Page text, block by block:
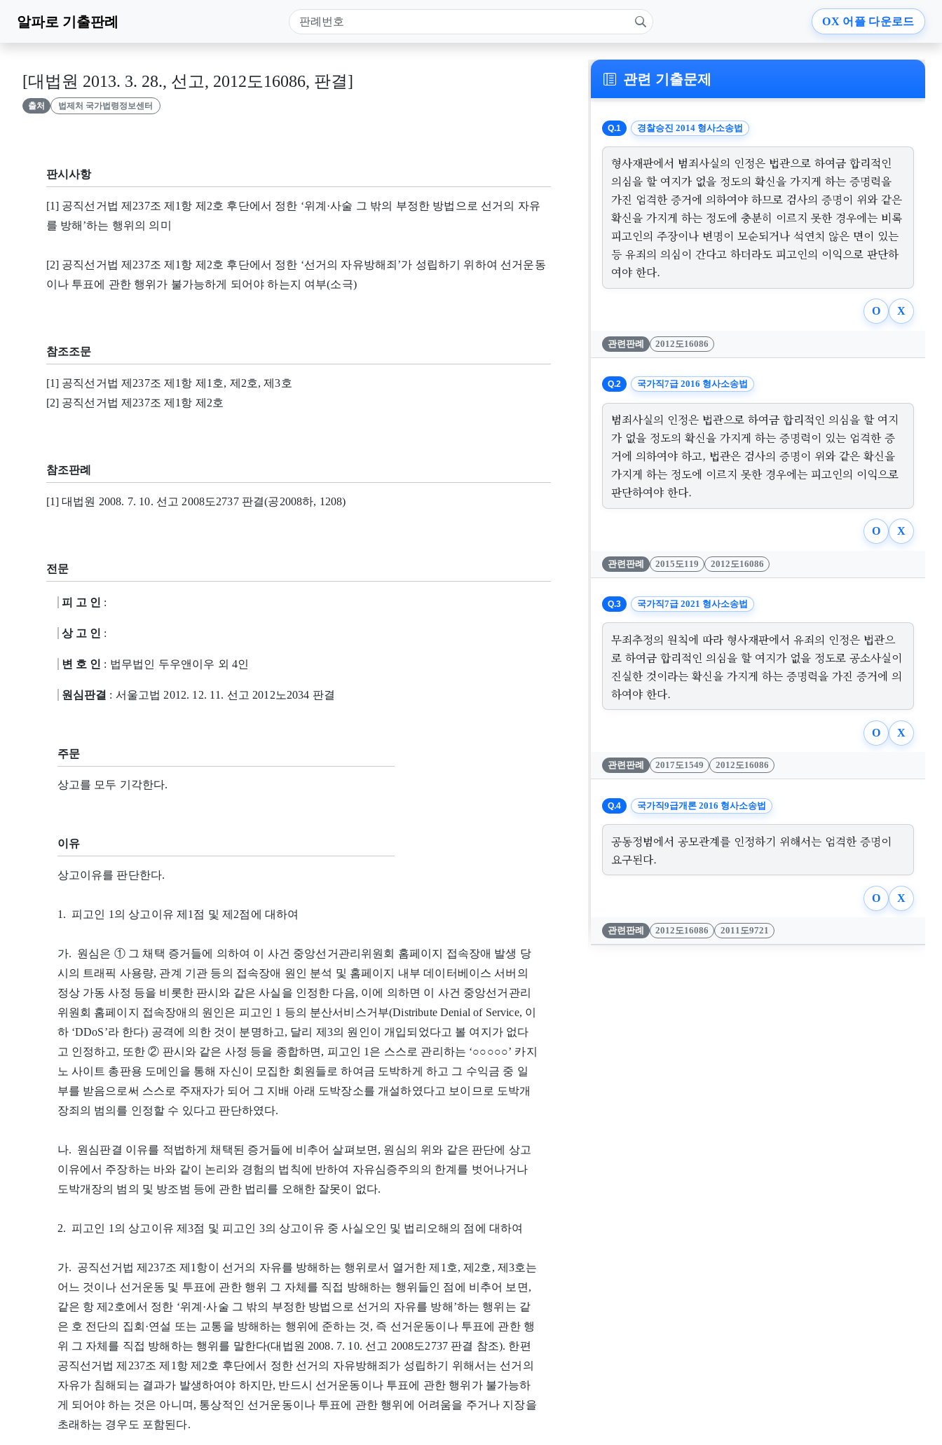
알파로 기출판례 OX 어플 다운로드
[대법원 2013. 3. 28., 선고, 2012도16086, 판결]
출처 법제처 국가법령정보센터
판시사항
[1] 공직선거법 제237조 제1항 제2호 후단에서 정한 ‘위계·사술 그 밖의 부정한 방법으로 선거의 자유
를 방해’하는 행위의 의미
[2] 공직선거법 제237조 제1항 제2호 후단에서 정한 ‘선거의 자유방해죄’가 성립하기 위하여 선거운동
이나 투표에 관한 행위가 불가능하게 되어야 하는지 여부(소극)
참조조문
[1] 공직선거법 제237조 제1항 제1호, 제2호, 제3호
[2] 공직선거법 제237조 제1항 제2호
참조판례
[1] 대법원 2008. 7. 10. 선고 2008도2737 판결(공2008하, 1208)
전문
피 고 인 :
상 고 인 :
변 호 인 : 법무법인 두우앤이우 외 4인
원심판결 : 서울고법 2012. 12. 11. 선고 2012노2034 판결
주문
상고를 모두 기각한다.
이유
상고이유를 판단한다.
1. 피고인 1의 상고이유 제1점 및 제2점에 대하여
가. 원심은 ① 그 채택 증거들에 의하여 이 사건 중앙선거관리위원회 홈페이지 접속장애 발생 당
시의 트래픽 사용량, 관계 기관 등의 접속장애 원인 분석 및 홈페이지 내부 데이터베이스 서버의
정상 가동 사정 등을 비롯한 판시와 같은 사실을 인정한 다음, 이에 의하면 이 사건 중앙선거관리
위원회 홈페이지 접속장애의 원인은 피고인 1 등의 분산서비스거부(Distribute Denial of Service, 이
하 ‘DDoS’라 한다) 공격에 의한 것이 분명하고, 달리 제3의 원인이 개입되었다고 볼 여지가 없다
고 인정하고, 또한 ② 판시와 같은 사정 등을 종합하면, 피고인 1은 스스로 관리하는 ‘○○○○○’ 카지
노 사이트 총판용 도메인을 통해 자신이 모집한 회원들로 하여금 도박하게 하고 그 수익금 중 일
부를 받음으로써 스스로 주재자가 되어 그 지배 아래 도박장소를 개설하였다고 보이므로 도박개
장죄의 범의를 인정할 수 있다고 판단하였다.
나. 원심판결 이유를 적법하게 채택된 증거들에 비추어 살펴보면, 원심의 위와 같은 판단에 상고
이유에서 주장하는 바와 같이 논리와 경험의 법칙에 반하여 자유심증주의의 한계를 벗어나거나
도박개장의 범의 및 방조범 등에 관한 법리를 오해한 잘못이 없다.
2. 피고인 1의 상고이유 제3점 및 피고인 3의 상고이유 중 사실오인 및 법리오해의 점에 대하여
가. 공직선거법 제237조 제1항이 선거의 자유를 방해하는 행위로서 열거한 제1호, 제2호, 제3호는
어느 것이나 선거운동 및 투표에 관한 행위 그 자체를 직접 방해하는 행위들인 점에 비추어 보면,
같은 항 제2호에서 정한 ‘위계·사술 그 밖의 부정한 방법으로 선거의 자유를 방해’하는 행위는 같
은 호 전단의 집회·연설 또는 교통을 방해하는 행위에 준하는 것, 즉 선거운동이나 투표에 관한 행
위 그 자체를 직접 방해하는 행위를 말한다(대법원 2008. 7. 10. 선고 2008도2737 판결 참조). 한편
공직선거법 제237조 제1항 제2호 후단에서 정한 선거의 자유방해죄가 성립하기 위해서는 선거의
자유가 침해되는 결과가 발생하여야 하지만, 반드시 선거운동이나 투표에 관한 행위가 불가능하
게 되어야 하는 것은 아니며, 통상적인 선거운동이나 투표에 관한 행위에 어려움을 주거나 지장을
초래하는 경우도 포함된다.
관련 기출문제
Q.1 경찰승진 2014 형사소송법
형사재판에서 범죄사실의 인정은 법관으로 하여금 합리적인
의심을 할 여지가 없을 정도의 확신을 가지게 하는 증명력을
가진 엄격한 증거에 의하여야 하므로 검사의 증명이 위와 같은
확신을 가지게 하는 정도에 충분히 이르지 못한 경우에는 비록
피고인의 주장이나 변명이 모순되거나 석연치 않은 면이 있는
등 유죄의 의심이 간다고 하더라도 피고인의 이익으로 판단하
여야 한다.
O X
관련판례 2012도16086
Q.2 국가직7급 2016 형사소송법
범죄사실의 인정은 법관으로 하여금 합리적인 의심을 할 여지
가 없을 정도의 확신을 가지게 하는 증명력이 있는 엄격한 증
거에 의하여야 하고, 법관은 검사의 증명이 위와 같은 확신을
가지게 하는 정도에 이르지 못한 경우에는 피고인의 이익으로
판단하여야 한다.
O X
관련판례 2015도119 2012도16086
Q.3 국가직7급 2021 형사소송법
무죄추정의 원칙에 따라 형사재판에서 유죄의 인정은 법관으
로 하여금 합리적인 의심을 할 여지가 없을 정도로 공소사실이
진실한 것이라는 확신을 가지게 하는 증명력을 가진 증거에 의
하여야 한다.
O X
관련판례 2017도1549 2012도16086
Q.4 국가직9급개론 2016 형사소송법
공동정범에서 공모관계를 인정하기 위해서는 엄격한 증명이
요구된다.
O X
관련판례 2012도16086 2011도9721